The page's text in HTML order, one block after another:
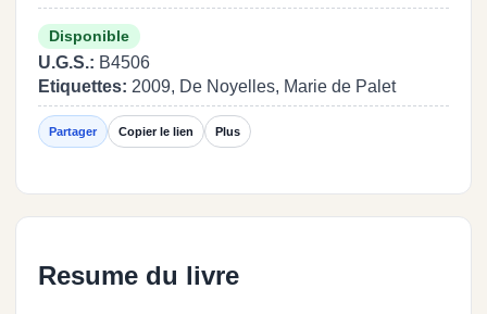
Disponible
U.G.S.: B4506
Etiquettes: 2009, De Noyelles, Marie de Palet
Partager Copier le lien Plus
Resume du livre